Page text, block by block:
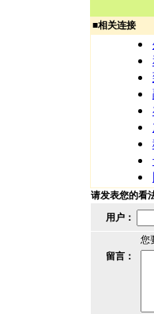
■相关连接
请发表您的看
用户：
您
留言：